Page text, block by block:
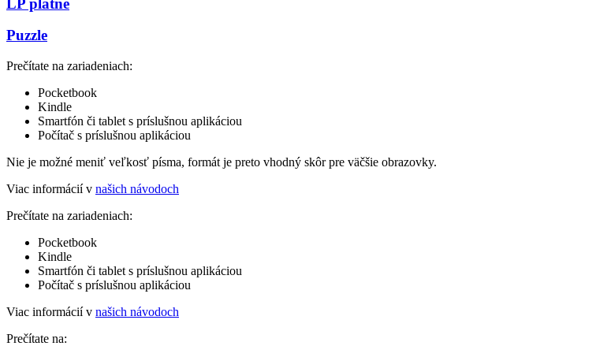
Puzzle
Prečítate na zariadeniach:
Pocketbook
Kindle
Smartfón či tablet s príslušnou aplikáciou
Počítač s príslušnou aplikáciou
Nie je možné meniť veľkosť písma, formát je preto vhodný skôr pre väčšie obrazovky.
Viac informácií v našich návodoch
Prečítate na zariadeniach:
Pocketbook
Kindle
Smartfón či tablet s príslušnou aplikáciou
Počítač s príslušnou aplikáciou
Viac informácií v našich návodoch
Prečítate na: